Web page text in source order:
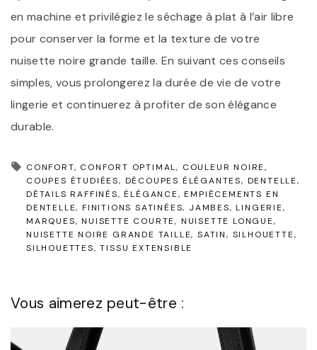
en machine et privilégiez le séchage à plat à l’air libre
pour conserver la forme et la texture de votre
nuisette noire grande taille. En suivant ces conseils
simples, vous prolongerez la durée de vie de votre
lingerie et continuerez à profiter de son élégance
durable.
CONFORT CONFORT OPTIMAL
COULEUR NOIRE
COUPES ÉTUDIÉES DÉCOUPES ÉLÉGANTES DENTELLE
DÉTAILS RAFFINÉS
ÉLÉGANCE
EMPIÈCEMENTS EN
DENTELLE FINITIONS SATINÉES JAMBES
LINGERIE
MARQUES
NUISETTE COURTE NUISETTE LONGUE
NUISETTE NOIRE GRANDE TAILLE SATIN SILHOUETTE
SILHOUETTES
TISSU EXTENSIBLE
Vous aimerez peut-être :